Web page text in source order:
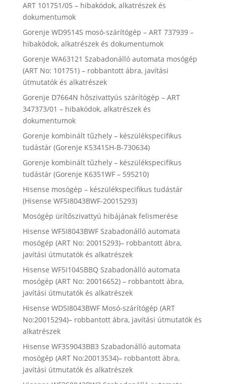
ART 101751/05 – hibakódok, alkatrészek és
dokumentumok
Gorenje WD9514S mosó-szárítógép – ART 737939 –
hibakódok, alkatrészek és dokumentumok
Gorenje WA63121 Szabadonálló automata mosógép
(ART No: 101751) – robbantott ábra, javítási
útmutatók és alkatrészek
Gorenje D7664N hőszivattyús szárítógép – ART
347373/01 – hibakódok, alkatrészek és
dokumentumok
Gorenje kombinált tűzhely – készülékspecifikus
tudástár (Gorenje K5341SH-B-730634)
Gorenje kombinált tűzhely – készülékspecifikus
tudástár (Gorenje K6351WF – 595210)
Hisense mosógép – készülékspecifikus tudástár
(Hisense WF5I8043BWF-20015293)
Mosógép ürítőszivattyú hibájának felismerése
Hisense WF5I8043BWF Szabadonálló automata
mosógép (ART No: 20015293)– robbantott ábra,
javítási útmutatók és alkatrészek
Hisense WF5I1045BBQ Szabadonálló automata
mosógép (ART No: 20016652) – robbantott ábra,
javítási útmutatók és alkatrészek
Hisense WD5I8043BWF Mosó-szárítógép (ART
No:20015294)– robbantott ábra, javítási útmutatók és
alkatrészek
Hisense WF3S9043BB3 Szabadonálló automata
mosógép (ART No:20013534)– robbantott ábra,
javítási útmutatók és alkatrészek